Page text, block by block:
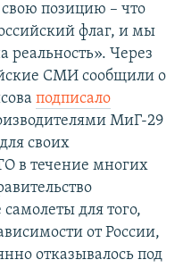
позицию – что
флаг, и мы
реальность». Через
СМИ сообщили о
подписало
МиГ-29
своих
в течение многих
для того,
от России,
отказывалось под